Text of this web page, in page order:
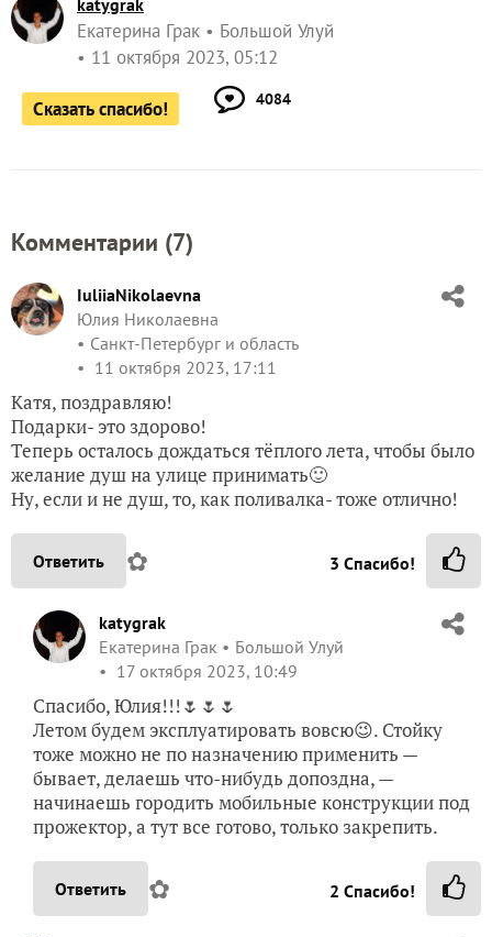
Екатерина Грак
Большой Улуй
11 октября 2023, 05:12
Сказать спасибо! 4084
Комментарии (7)
IuliiaNikolaevna
Юлия Николаевна
Санкт-Петербург и область
11 октября 2023, 17:11
Катя, поздравляю!
Подарки- это здорово!
Теперь осталось дождаться тёплого лета, чтобы было
желание душ на улице принимать🙂
Ну, если и не душ, то, как поливалка- тоже отлично!
Ответить ✿ 3 Спасибо!
katygrak
Екатерина Грак
Большой Улуй
17 октября 2023, 10:49
Спасибо, Юлия!!!🌷🌷🌷
Летом будем эксплуатировать вовсю😉. Стойку
тоже можно не по назначению применить —
бывает, делаешь что-нибудь допоздна, —
начинаешь городить мобильные конструкции под
прожектор, а тут все готово, только закрепить.
Ответить ✿ 2 Спасибо!